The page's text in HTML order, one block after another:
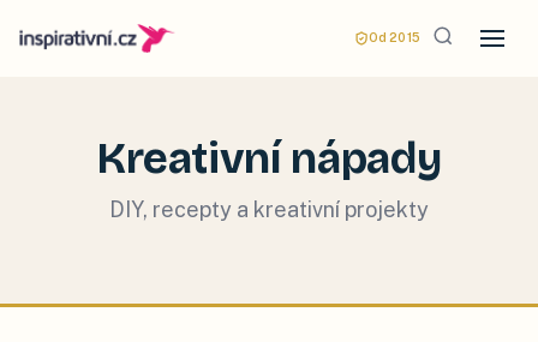
Od 2015
Kreativní nápady
DIY, recepty a kreativní projekty